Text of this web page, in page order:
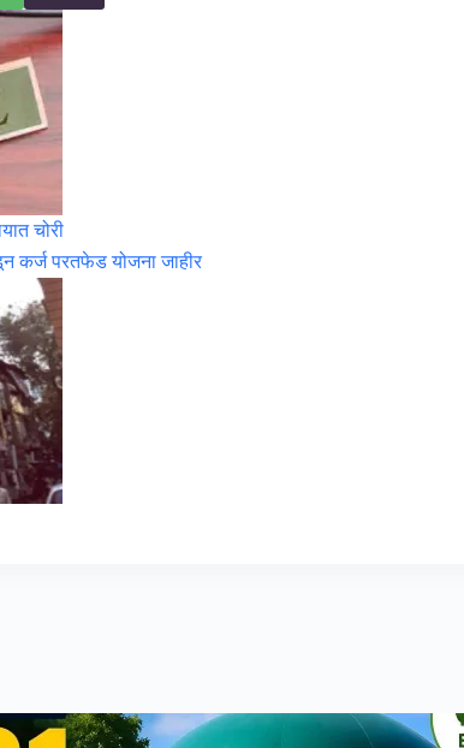
चोरी
कर्ज परतफेड योजना जाहीर